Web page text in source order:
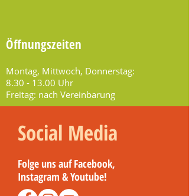
Öffnungszeiten
Montag, Mittwoch, Donnerstag:
8.30 - 13.00 Uhr
Freitag: nach Vereinbarung
Social Media
Folge uns auf Facebook,
Instagram & Youtube!